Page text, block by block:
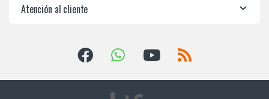
Atención al cliente